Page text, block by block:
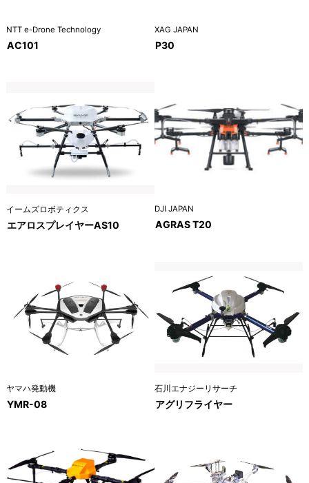
NTT e-Drone Technology
AC101
XAG JAPAN
P30
イームズロボティクス
エアロスプレイヤーAS10
DJI JAPAN
AGRAS T20
ヤマハ発動機
YMR-08
石川エナジーリサーチ
アグリフライヤー